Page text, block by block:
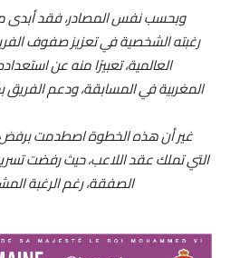
وبحسب نفس المصادر، فقد أبدى
رغبته الشخصية في تعزيز صفوف
العالمية، تعبيرًا منه عن
المغربية في المسابقة، ودعم الفريق
غير أن هذه الخطوة اصطدمت برفض
التي تملك عقد اللاعب، حيث رفضت
الصفقة، رغم الرغبة